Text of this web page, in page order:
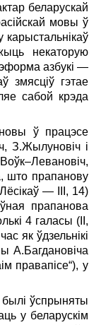
беларускай
мовы ў
некаторую
азбукі —
змяс­ціў гэтае
сабой крэда
ў працэсе
З.Жылуновіч і
што прапанову
— III, 14)
прапанова
4 галасы (II,
як ўдзельнікі
А.Багдановіча
правапісе“), у
ўспрыняты
у беларускім